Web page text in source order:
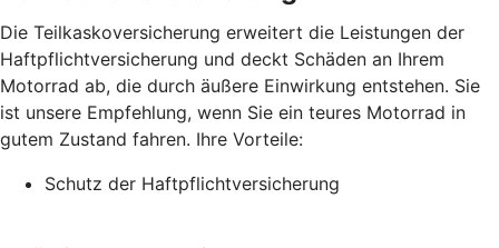
Die Teilkaskoversicherung erweitert die Leistungen der
Haftpflichtversicherung und deckt Schäden an Ihrem
Motorrad ab, die durch äußere Einwirkung entstehen. Sie
ist unsere Empfehlung, wenn Sie ein teures Motorrad in
gutem Zustand fahren. Ihre Vorteile:
Schutz der Haftpflichtversicherung